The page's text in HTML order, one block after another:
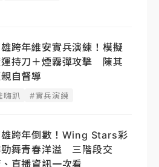
跨年維安實兵演練！模擬
持刀＋煙霧彈攻擊 陳其
自督導
嗨趴 #實兵演練
雄跨年倒數！Wing Stars彩
舞青春洋溢 三階段交
直播資訊一次看